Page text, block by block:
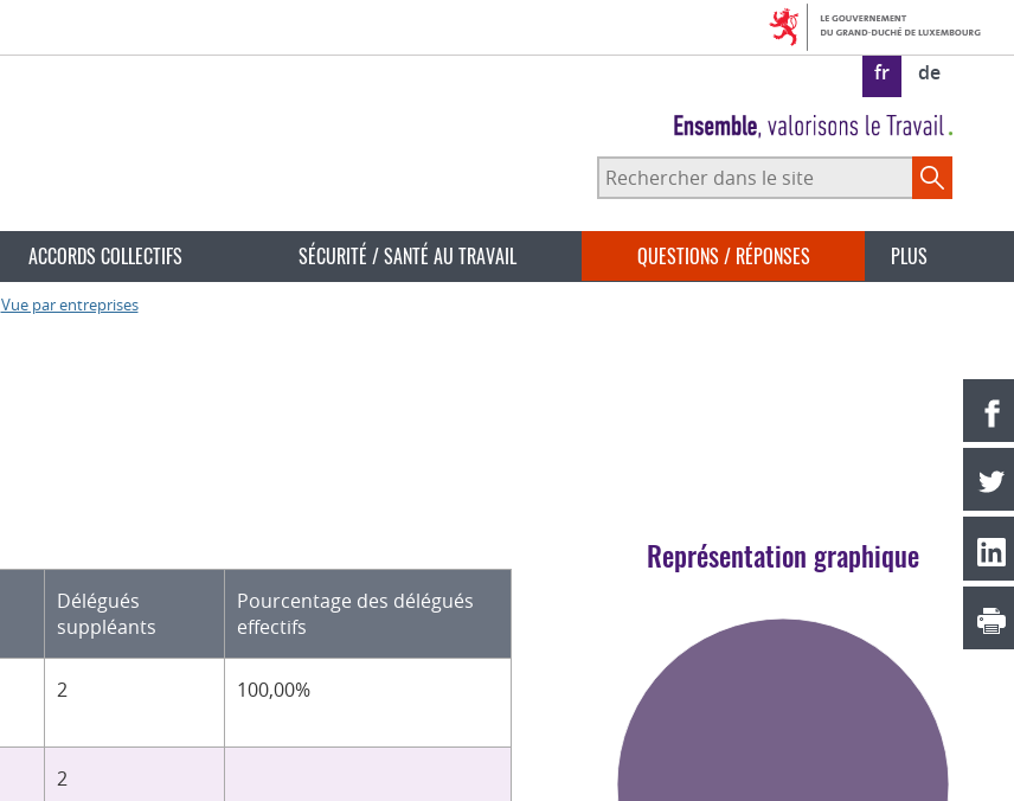
fr de
Rechercher
dans
ACCORDS COLLECTIFS SÉCURITÉ / SANTÉ AU TRAVAIL QUESTIONS / RÉPONSES PLUS
Vue par entreprises
Délégués
suppléants
Pourcentage des délégués
effectifs
2 100,00%
2
Représentation graphique